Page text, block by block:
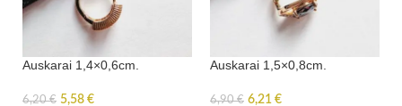
Auskarai 1,4×0,6cm.
6,20€ 5,58 €
Auskarai 1,5×0,8cm.
6,90€ 6,21 €